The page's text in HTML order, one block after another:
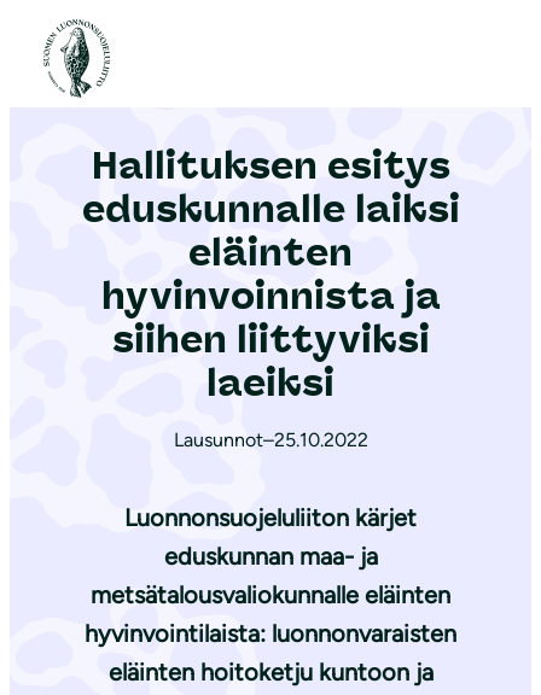
Etusivu
Hallituksen esitys
eduskunnalle laiksi
eläinten
hyvinvoinnista ja
siihen liittyviksi
laeiksi
Lausunnot–25.10.2022
Luonnonsuojeluliiton kärjet
eduskunnan maa- ja
metsätalousvaliokunnalle eläinten
hyvinvointilaista: luonnonvaraisten
eläinten hoitoketju kuntoon ja